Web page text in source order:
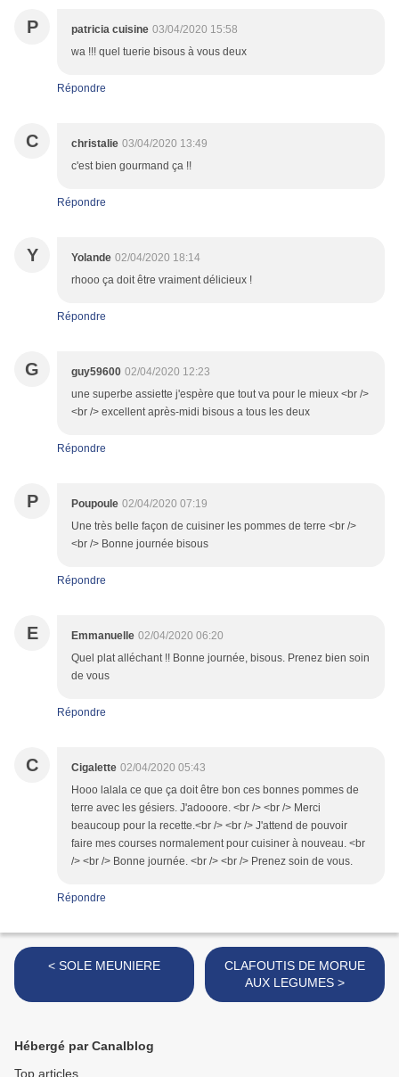
P patricia cuisine 03/04/2020 15:58
wa !!! quel tuerie bisous à vous deux
Répondre
C christalie 03/04/2020 13:49
c'est bien gourmand ça !!
Répondre
Y Yolande 02/04/2020 18:14
rhooo ça doit être vraiment délicieux !
Répondre
G guy59600 02/04/2020 12:23
une superbe assiette j'espère que tout va pour le mieux <br />
<br /> excellent après-midi bisous a tous les deux
Répondre
P Poupoule 02/04/2020 07:19
Une très belle façon de cuisiner les pommes de terre <br />
<br /> Bonne journée bisous
Répondre
E Emmanuelle 02/04/2020 06:20
Quel plat alléchant !! Bonne journée, bisous. Prenez bien soin
de vous
Répondre
C Cigalette 02/04/2020 05:43
Hooo lalala ce que ça doit être bon ces bonnes pommes de
terre avec les gésiers. J'adooore. <br /> <br /> Merci
beaucoup pour la recette.<br /> <br /> J'attend de pouvoir
faire mes courses normalement pour cuisiner à nouveau. <br
/> <br /> Bonne journée. <br /> <br /> Prenez soin de vous.
Répondre
< SOLE MEUNIERE
CLAFOUTIS DE MORUE
AUX LEGUMES >
Hébergé par Canalblog
Top articles